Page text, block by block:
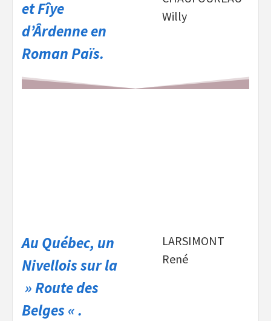
et Fîye
d’Ârdenne en
Roman Païs.
Willy
Au Québec, un
Nivellois sur la
» Route des
Belges « .
LARSIMONT
René